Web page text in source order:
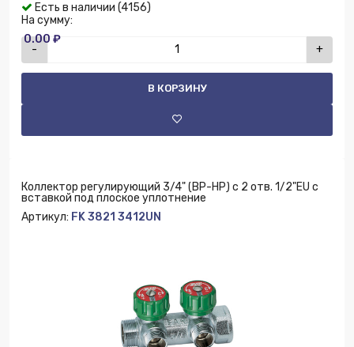
Есть в наличии (4156)
На сумму:
0.00 ₽
- +
В КОРЗИНУ
Коллектор регулирующий 3/4" (ВР-НР) с 2 отв. 1/2"EU с
вставкой под плоское уплотнение
Артикул: FK 3821 3412UN